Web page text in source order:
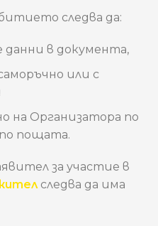
следва да:
в документа,
или с
на Организатора по
пощата.
за участие в
следва да има